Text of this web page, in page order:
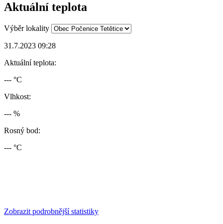
Aktuální teplota
Výběr lokality
31.7.2023 09:28
Aktuální teplota:
--- °C
Vlhkost:
--- %
Rosný bod:
--- °C
Zobrazit podrobnější statistiky